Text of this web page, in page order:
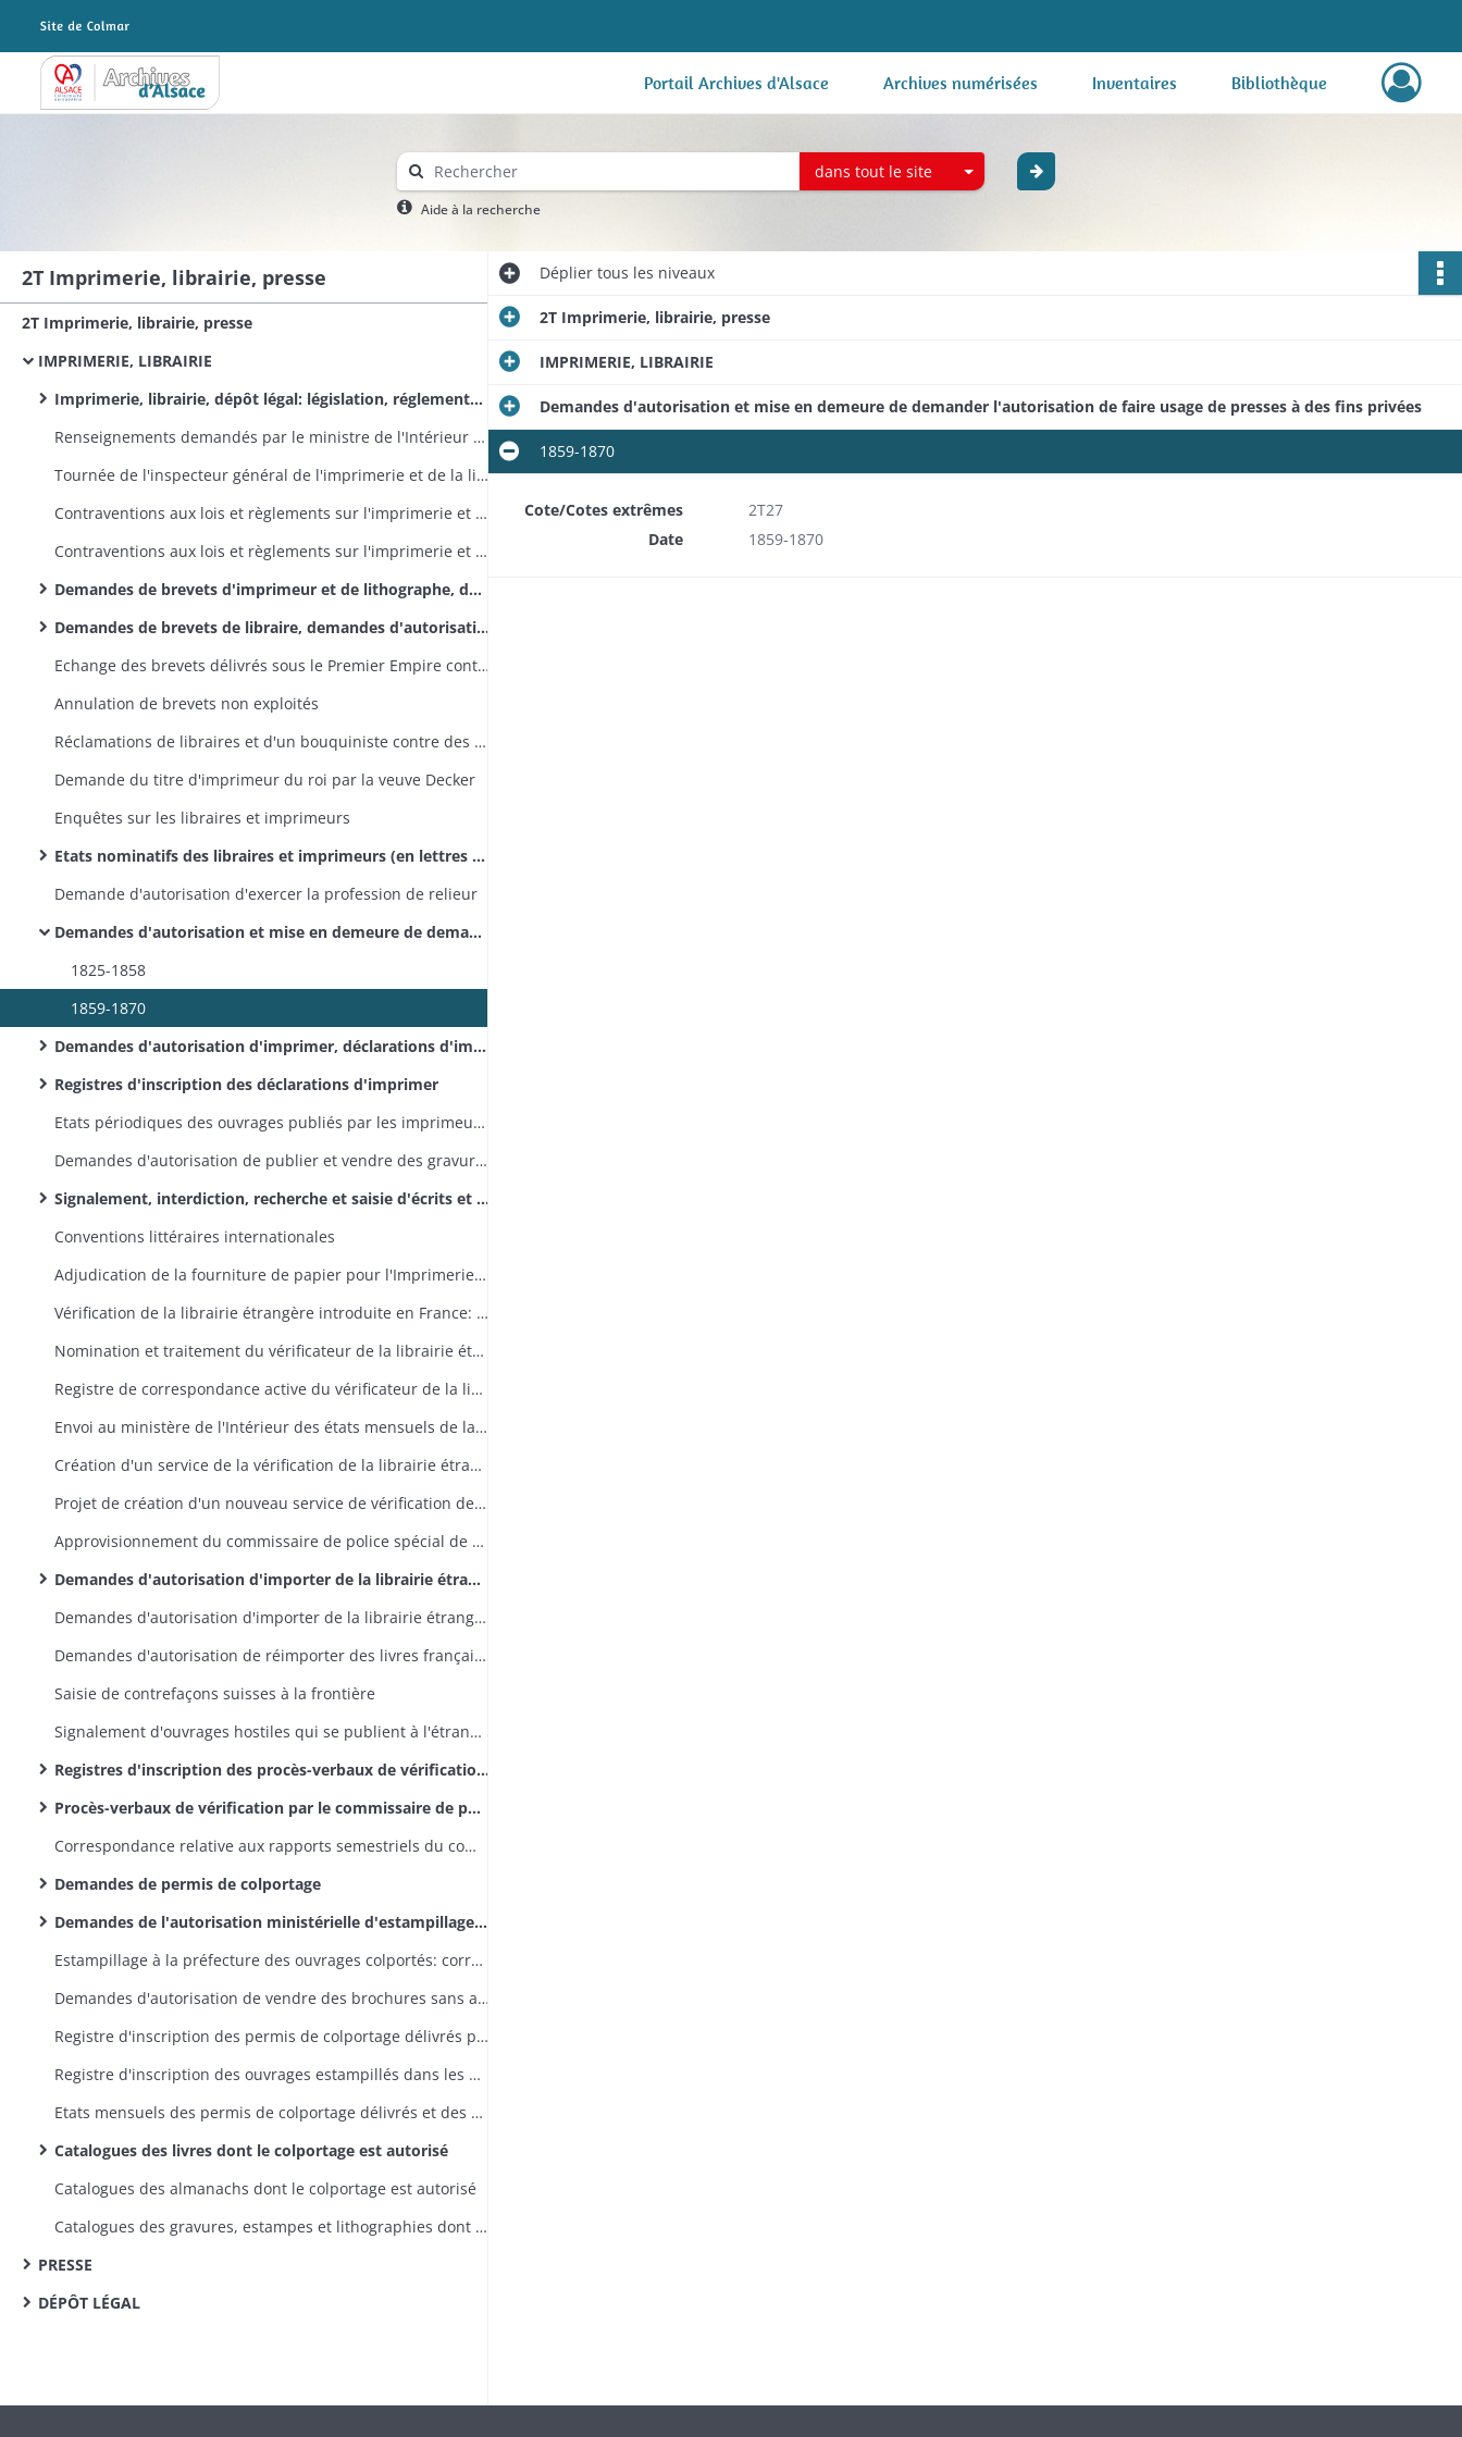
Archives Alsace - Colmar Portail Archives d'Alsace Archives numérisées Inventaires Bibliothèque
dans tout le site
Aide à la recherche
2T Imprimerie, librairie, presse
2T Imprimerie, librairie, presse
IMPRIMERIE, LIBRAIRIE
Imprimerie, librairie, dépôt légal: législation, réglementation, instructions ministérielles et préfectorales
Renseignements demandés par le ministre de l'Intérieur sur les modifications à introduire dans le régime de l'imprimerie et de la librairie
Tournée de l'inspecteur général de l'imprimerie et de la librairie dans le département
Contraventions aux lois et règlements sur l'imprimerie et la librairie: exercice des professions de libraire et d'imprimeur sans brevet
Contraventions aux lois et règlements sur l'imprimerie et la librairie: colportage sans autorisation d'imprimés non estampillés et autres contraventions
Demandes de brevets d'imprimeur et de lithographe, demandes d'imprimeurs de transférer leur industrie dans une autre ville ou de prendre des associés
Demandes de brevets de libraire, demandes d'autorisation d'ouvrir des cabinets de lecture ou de vendre des livres à domicile
Echange des brevets délivrés sous le Premier Empire contre de nouveaux brevets
Annulation de brevets non exploités
Réclamations de libraires et d'un bouquiniste contre des entraves à leur commerce
Demande du titre d'imprimeur du roi par la veuve Decker
Enquêtes sur les libraires et imprimeurs
Etats nominatifs des libraires et imprimeurs (en lettres et lithographes) exerçant dans le département
Demande d'autorisation d'exercer la profession de relieur
Demandes d'autorisation et mise en demeure de demander l'autorisation de faire usage de presses à des fins privées
1825-1858
1859-1870
Demandes d'autorisation d'imprimer, déclarations d'imprimer
Registres d'inscription des déclarations d'imprimer
Etats périodiques des ouvrages publiés par les imprimeurs haut-rhinois
Demandes d'autorisation de publier et vendre des gravures et lithographies
Signalement, interdiction, recherche et saisie d'écrits et gravures séditieux, obscènes, anti-religieux et dangereux ou présumés tels
Conventions littéraires internationales
Adjudication de la fourniture de papier pour l'Imprimerie nationale
Vérification de la librairie étrangère introduite en France: réglementation, enquête
Nomination et traitement du vérificateur de la librairie étrangère
Registre de correspondance active du vérificateur de la librairie étrangère
Envoi au ministère de l'Intérieur des états mensuels de la librairie étrangère vérifiée dans les bureaux de la préfecture
Création d'un service de la vérification de la librairie étrangère à Saint-Louis
Projet de création d'un nouveau service de vérification de la librairie étrangère à Delle
Approvisionnement du commissaire de police spécial de Saint-Louis chargé de la vérification de la librairie étrangère en formulaires de procès-verbaux d'admission de librairie étrangère
Demandes d'autorisation d'importer de la librairie étrangère, procès-verbaux de vérification de ces ouvrages
Demandes d'autorisation d'importer de la librairie étrangère, examen de la librairie étrangère au moment de son entrée en France, renvoi ou saisie de certains ouvrages
Demandes d'autorisation de réimporter des livres français qui n'ont pas trouvé acquéreur à l'étranger
Saisie de contrefaçons suisses à la frontière
Signalement d'ouvrages hostiles qui se publient à l'étranger, interdiction de les importer
Registres d'inscription des procès-verbaux de vérification de la librairie étrangère
Procès-verbaux de vérification par le commissaire de police de Saint-Louis de la librairie étrangère introduite en France
Correspondance relative aux rapports semestriels du commissaire de police de Saint-Louis chargé de la vérification de la librairie étrangère
Demandes de permis de colportage
Demandes de l'autorisation ministérielle d'estampillage pour des ouvrages et gravures destinés à être vendus par la voie du colportage
Estampillage à la préfecture des ouvrages colportés: correspondance avec les imprimeurs, libraires et colporteurs et avec les préfets d'autres départements, réclamations contre des retards
Demandes d'autorisation de vendre des brochures sans avoir rempli les formalités en matière de colportage
Registre d'inscription des permis de colportage délivrés par la préfecture
Registre d'inscription des ouvrages estampillés dans les bureaux de la préfecture
Etats mensuels des permis de colportage délivrés et des gravures et ouvrages estampillés dans les bureaux de la préfecture
Catalogues des livres dont le colportage est autorisé
Catalogues des almanachs dont le colportage est autorisé
Catalogues des gravures, estampes et lithographies dont le colportage est autorisé
PRESSE
DÉPÔT LÉGAL
Dépliertous les niveaux
2T Imprimerie, librairie, presse
IMPRIMERIE, LIBRAIRIE
Demandes d'autorisation et mise en demeure de demander l'autorisation de faire usage de presses à des fins privées
1859-1870
Cote/Cotes extrêmes
2T27
Date
1859-1870